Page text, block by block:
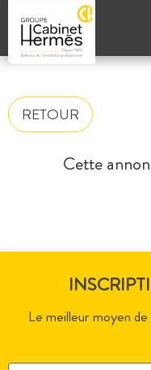
RETOUR
Cette
Le meilleur moyen